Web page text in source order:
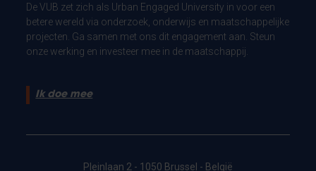
De VUB zet zich als Urban Engaged University in voor een
betere wereld via onderzoek, onderwijs en maatschappelijke
projecten. Ga samen met ons dit engagement aan. Steun
onze werking en investeer mee in de maatschappij.
Ik doe mee
Pleinlaan 2 - 1050 Brussel - België